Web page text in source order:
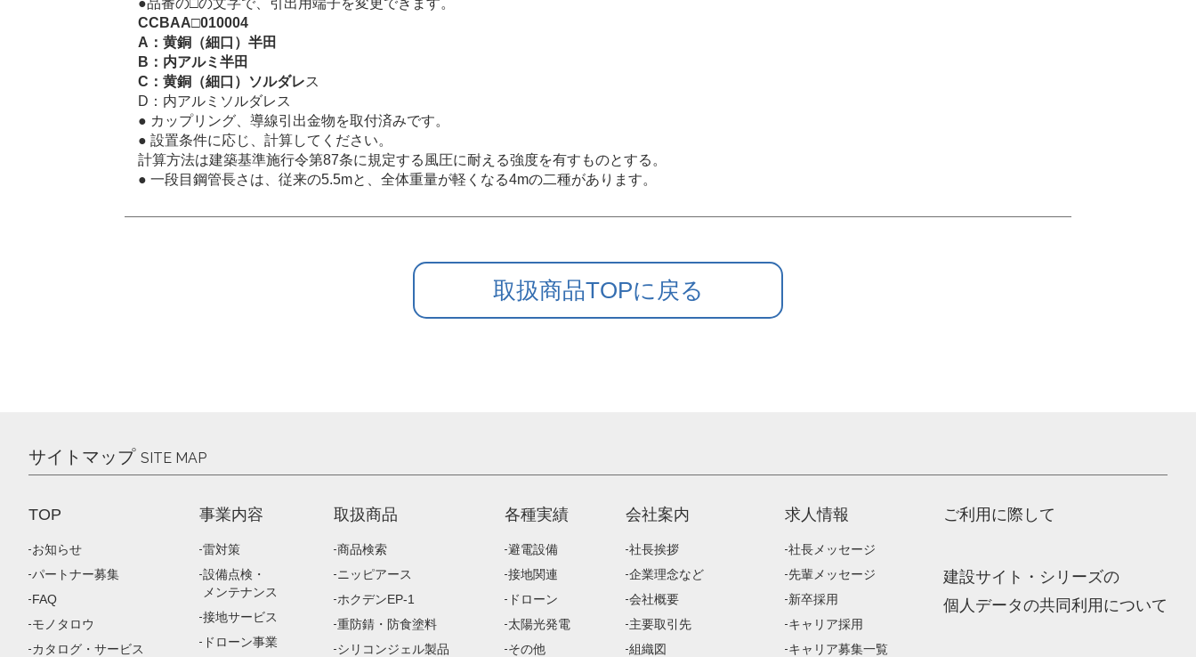
●品番の□の文字で、引出用端子を変更できます。
CCBAA□010004
A：黄銅（細口）半田
B：内アルミ半田
C：黄銅（細口）ソルダレス
D：内アルミソルダレス
● カップリング、導線引出金物を取付済みです。
● 設置条件に応じ、計算してください。
計算方法は建築基準施行令第87条に規定する風圧に耐える強度を有すものとする。
● 一段目鋼管長さは、従来の5.5mと、全体重量が軽くなる4mの二種があります。
取扱商品TOPに戻る
サイトマップ SITE MAP
TOP
お知らせ
パートナー募集
FAQ
モノタロウ
カタログ・サービス
事業内容
雷対策
設備点検・
メンテナンス
接地サービス
ドローン事業
取扱商品
商品検索
ニッピアース
ホクデンEP-1
重防錆・防食塗料
シリコンジェル製品
各種実績
避電設備
接地関連
ドローン
太陽光発電
その他
会社案内
社長挨拶
企業理念など
会社概要
主要取引先
組織図
求人情報
社長メッセージ
先輩メッセージ
新卒採用
キャリア採用
キャリア募集一覧
ご利用に際して
建設サイト・シリーズの
個人データの共同利用について